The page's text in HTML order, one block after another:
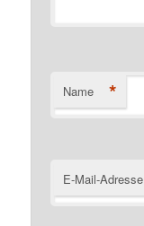
Name *
E-Mail-Adresse